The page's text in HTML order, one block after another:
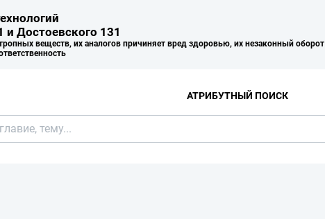
Достоевского 131
веществ, их аналогов причиняет вред здоровью, их незаконный оборот
АТРИБУТНЫЙ ПОИСК